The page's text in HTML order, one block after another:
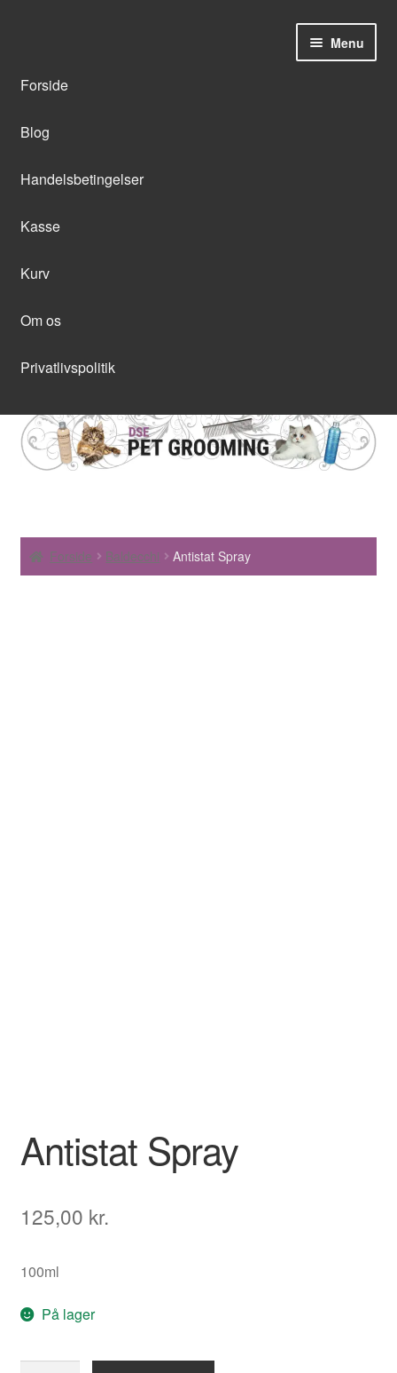
Menu
Forside
Blog
Handelsbetingelser
Kasse
Kurv
Om os
Privatlivspolitik
Forside Baldecchi Antistat Spray
Antistat Spray
125,00 kr.
100ml
På lager